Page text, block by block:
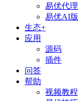
易优代理
易优AI版
生态+
应用
源码
插件
问答
帮助
视频教程